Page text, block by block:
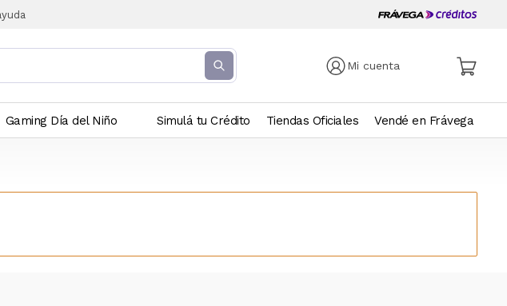
Mi cuenta
Gaming Día del Niño Simulá tu Crédito Tiendas Oficiales Vendé en Frávega